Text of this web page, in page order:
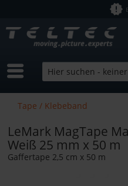
Tape / Klebeband
LeMark MagTape
Weiß 25 mm x 50 m
Gaffertape 2,5 cm x 50 m